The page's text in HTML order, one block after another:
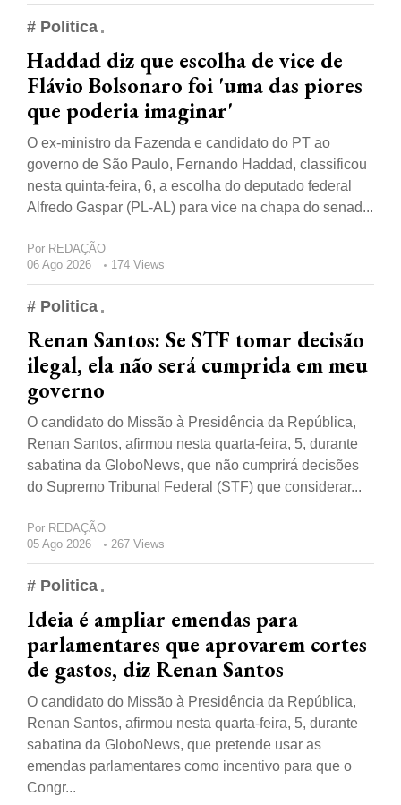
# Politica
Haddad diz que escolha de vice de
Flávio Bolsonaro foi 'uma das piores
que poderia imaginar'
O ex-ministro da Fazenda e candidato do PT ao
governo de São Paulo, Fernando Haddad, classificou
nesta quinta-feira, 6, a escolha do deputado federal
Alfredo Gaspar (PL-AL) para vice na chapa do senad...
Por REDAÇÃO
06 Ago 2026
174 Views
# Politica
Renan Santos: Se STF tomar decisão
ilegal, ela não será cumprida em meu
governo
O candidato do Missão à Presidência da República,
Renan Santos, afirmou nesta quarta-feira, 5, durante
sabatina da GloboNews, que não cumprirá decisões
do Supremo Tribunal Federal (STF) que considerar...
Por REDAÇÃO
05 Ago 2026
267 Views
# Politica
Ideia é ampliar emendas para
parlamentares que aprovarem cortes
de gastos, diz Renan Santos
O candidato do Missão à Presidência da República,
Renan Santos, afirmou nesta quarta-feira, 5, durante
sabatina da GloboNews, que pretende usar as
emendas parlamentares como incentivo para que o
Congr...